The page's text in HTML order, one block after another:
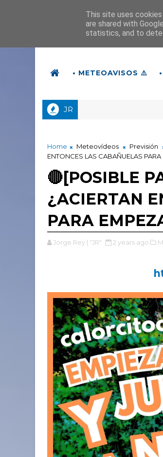
• METEOAVISOS ⚠️
JR
Home Meteovídeos Previsión
ENTONCES LAS CABAÑUELAS
🔴[POSIBLE
¿ACIERTAN
PARA
Jorge Rey | "JR" 2 years ago
This site uses
are shared with
statistics, and to